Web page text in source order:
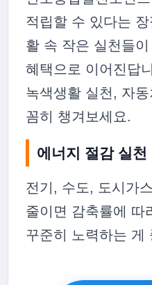
적립할 수 있다는
활 속 작은 실천들
혜택으로 이어진답
녹색생활 실천, 자
꼼히 챙겨보세요.
에너지 절감 실천
전기, 수도, 도시가
줄이면 감축률에 따
꾸준히 노력하는 게